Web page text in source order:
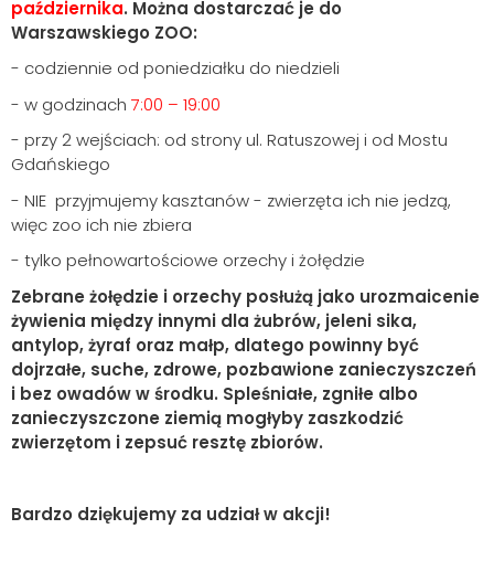
października. Można dostarczać je do
Warszawskiego ZOO:
- codziennie od poniedziałku do niedzieli
- w godzinach 7:00 – 19:00
- przy 2 wejściach: od strony ul. Ratuszowej i od Mostu
Gdańskiego
- NIE przyjmujemy kasztanów - zwierzęta ich nie jedzą,
więc zoo ich nie zbiera
- tylko pełnowartościowe orzechy i żołędzie
Zebrane żołędzie i orzechy posłużą jako urozmaicenie
żywienia między innymi dla żubrów, jeleni sika,
antylop, żyraf oraz małp, dlatego powinny być
dojrzałe, suche, zdrowe, pozbawione zanieczyszczeń
i bez owadów w środku. Spleśniałe, zgniłe albo
zanieczyszczone ziemią mogłyby zaszkodzić
zwierzętom i zepsuć resztę zbiorów.
Bardzo dziękujemy za udział w akcji!